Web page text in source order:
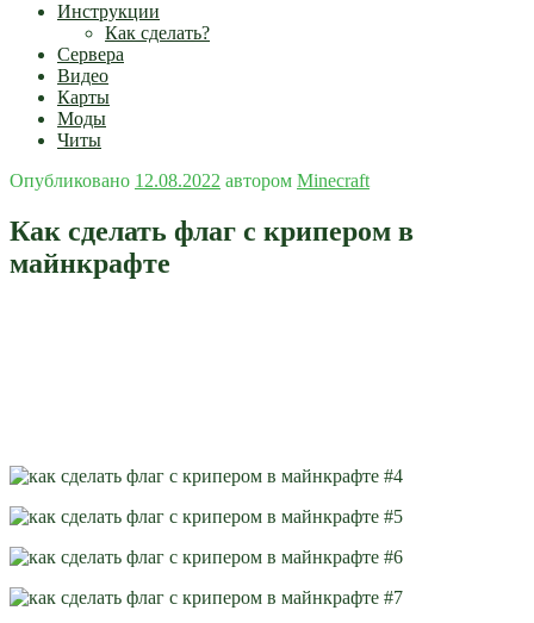
Инструкции
Как сделать?
Сервера
Видео
Карты
Моды
Читы
Опубликовано 12.08.2022 автором Minecraft
Как сделать флаг с крипером в
майнкрафте